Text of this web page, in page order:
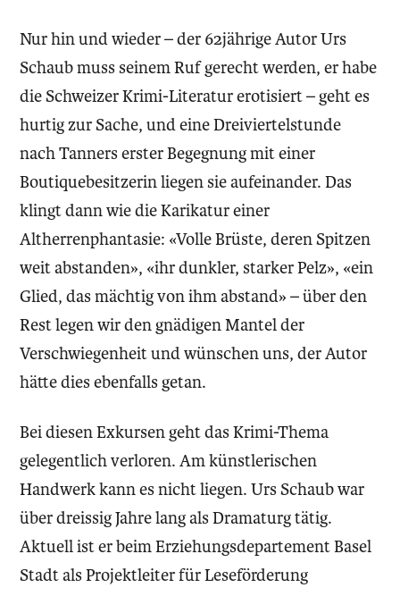
Nur hin und wieder – der 62jährige Autor Urs
Schaub muss seinem Ruf gerecht werden, er habe
die Schweizer Krimi-Literatur erotisiert – geht es
hurtig zur Sache, und eine Dreiviertelstunde
nach Tanners erster Begegnung mit einer
Boutiquebesitzerin liegen sie aufeinander. Das
klingt dann wie die Karikatur einer
Altherrenphantasie: «Volle Brüste, deren Spitzen
weit abstanden», «ihr dunkler, starker Pelz», «ein
Glied, das mächtig von ihm abstand» – über den
Rest legen wir den gnädigen Mantel der
Verschwiegenheit und wünschen uns, der Autor
hätte dies ebenfalls getan.
Bei diesen Exkursen geht das Krimi-Thema
gelegentlich verloren. Am künstlerischen
Handwerk kann es nicht liegen. Urs Schaub war
über dreissig Jahre lang als Dramaturg tätig.
Aktuell ist er beim Erziehungsdepartement Basel
Stadt als Projektleiter für Leseförderung